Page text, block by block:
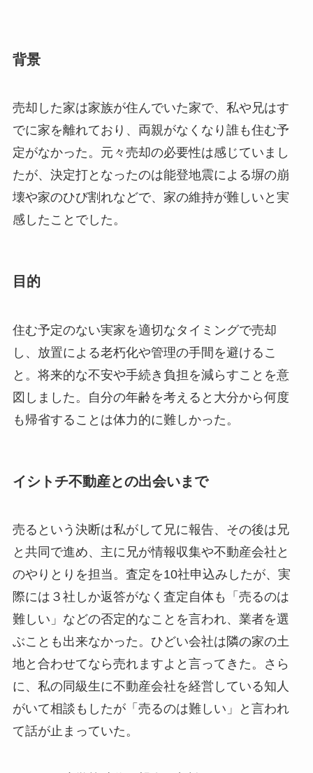
背景
売却した家は家族が住んでいた家で、私や兄はす
でに家を離れており、両親がなくなり誰も住む予
定がなかった。元々売却の必要性は感じていまし
たが、決定打となったのは能登地震による塀の崩
壊や家のひび割れなどで、家の維持が難しいと実
感したことでした。
目的
住む予定のない実家を適切なタイミングで売却
し、放置による老朽化や管理の手間を避けるこ
と。将来的な不安や手続き負担を減らすことを意
図しました。自分の年齢を考えると大分から何度
も帰省することは体力的に難しかった。
イシトチ不動産との出会いまで
売るという決断は私がして兄に報告、その後は兄
と共同で進め、主に兄が情報収集や不動産会社と
のやりとりを担当。査定を10社申込みしたが、実
際には３社しか返答がなく査定自体も「売るのは
難しい」などの否定的なことを言われ、業者を選
ぶことも出来なかった。ひどい会社は隣の家の土
地と合わせてなら売れますよと言ってきた。さら
に、私の同級生に不動産会社を経営している知人
がいて相談もしたが「売るのは難しい」と言われ
て話が止まっていた。